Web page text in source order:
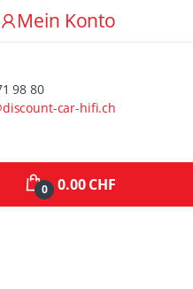
Mein Konto
98 80
car-hifi.ch
0 0.00 CHF